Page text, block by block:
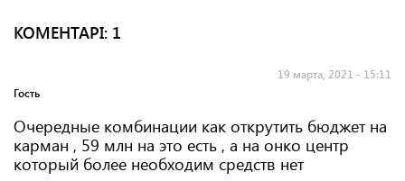
КОМЕНТАРI: 1
19 марта, 2021 - 15:11
Гость
Очередные комбинации как открутить бюджет на
карман , 59 млн на это есть , а на онко центр
который более необходим средств нет